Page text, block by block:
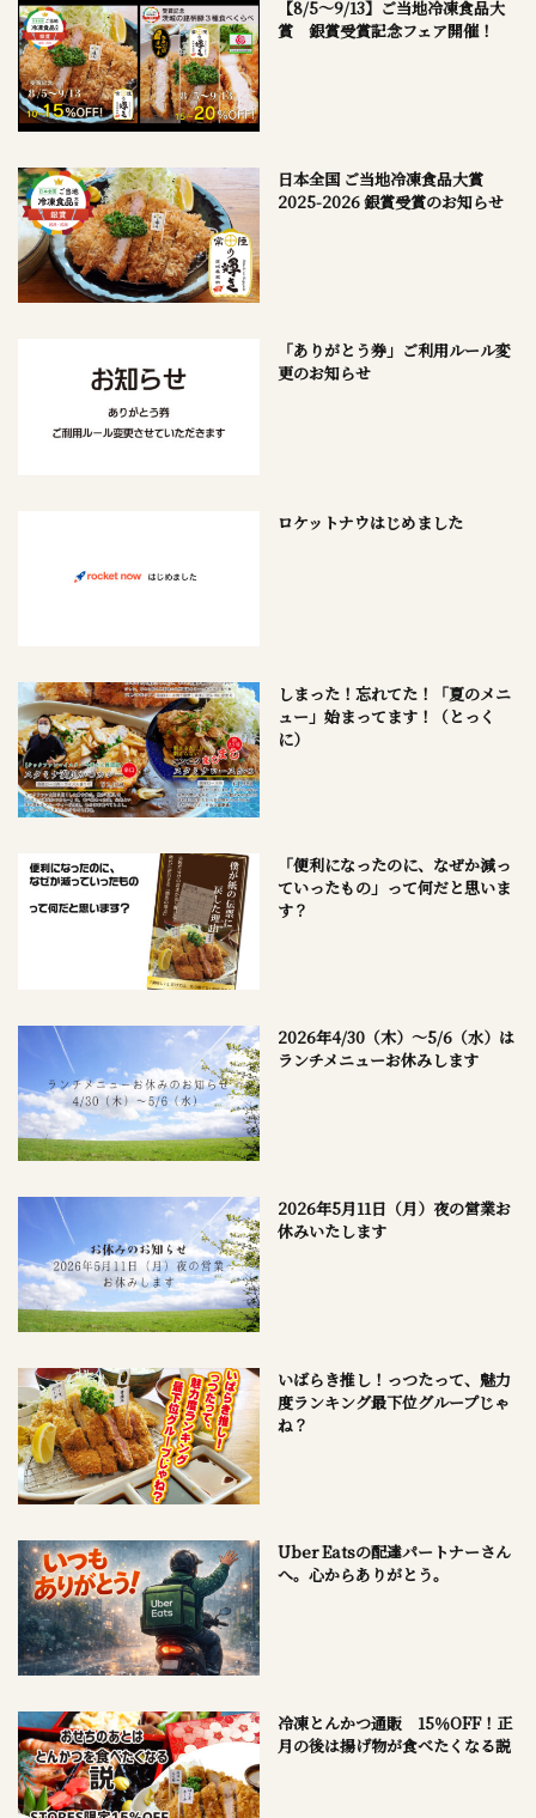
【8/5～9/13】ご当地冷凍食品大
賞 銀賞受賞記念フェア開催！
日本全国 ご当地冷凍食品大賞
2025-2026 銀賞受賞のお知らせ
「ありがとう券」ご利用ルール変
更のお知らせ
ロケットナウはじめました
しまった！忘れてた！「夏のメニ
ュー」始まってます！（とっく
に）
「便利になったのに、なぜか減っ
ていったもの」って何だと思いま
す？
2026年4/30（木）～5/6（水）は
ランチメニューお休みします
2026年5月11日（月）夜の営業お
休みいたします
いばらき推し！っつたって、魅力
度ランキング最下位グループじゃ
ね？
Uber Eatsの配達パートナーさん
へ。心からありがとう。
冷凍とんかつ通販 15％OFF！正
月の後は揚げ物が食べたくなる説